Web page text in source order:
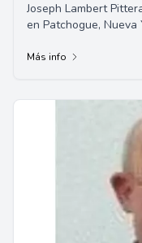
Joseph Lambert
en Patchogue, Nueva
Más info